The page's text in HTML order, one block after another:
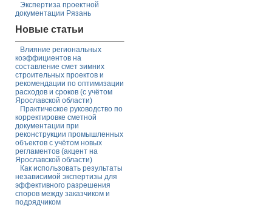
Экспертиза проектной
документации Рязань
Новые статьи
Влияние региональных
коэффициентов на
составление смет зимних
строительных проектов и
рекомендации по оптимизации
расходов и сроков (с учётом
Ярославской области)
Практическое руководство по
корректировке сметной
документации при
реконструкции промышленных
объектов с учётом новых
регламентов (акцент на
Ярославской области)
Как использовать результаты
независимой экспертизы для
эффективного разрешения
споров между заказчиком и
подрядчиком